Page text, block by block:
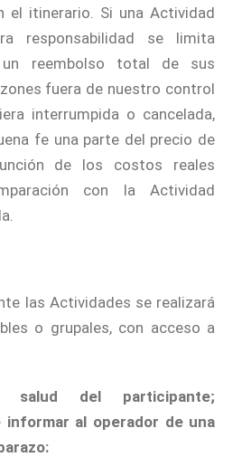
el itinerario. Si una Actividad
responsabilidad se limita
un reembolso total de sus
fuera de nuestro control
interrumpida o cancelada,
fe una parte del precio de
de los costos reales
con la Actividad
las Actividades se realizará
o grupales, con acceso a
salud del participante;
informar al operador de una